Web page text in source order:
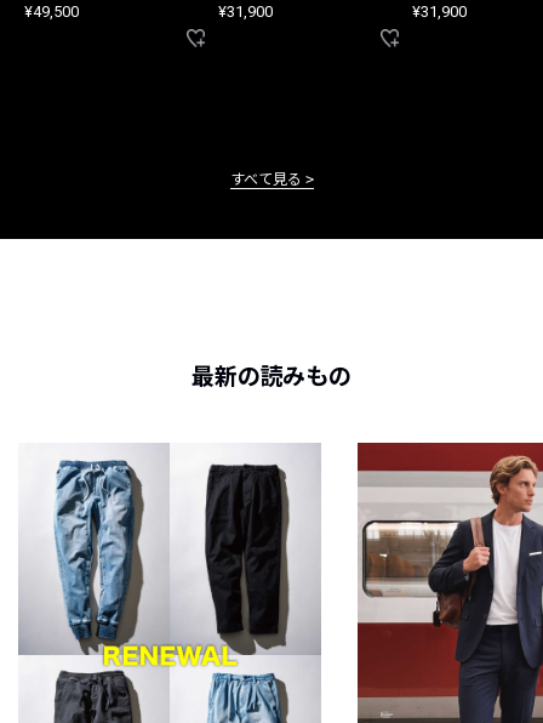
¥49,500 ¥31,900 ¥31,900
すべて見る
最新の読みもの